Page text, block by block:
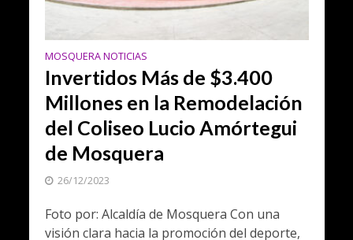
MOSQUERA NOTICIAS
Invertidos Más de $3.400
Millones en la Remodelación
del Coliseo Lucio Amórtegui
de Mosquera
26/12/2023
Foto por: Alcaldía de Mosquera Con una
visión clara hacia la promoción del deporte,